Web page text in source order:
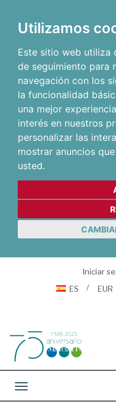
Utilizamos
Este sitio web utiliza
de seguimiento para
navegación con los
la funcionalidad
una mejor
interés en nuestros
personalizar las
mostrar anuncios
usted.
Iniciar
ES
EUR
Toggle navigation